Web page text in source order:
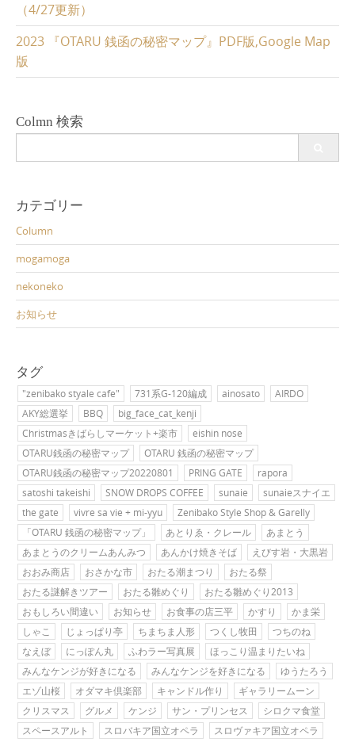
（4/27更新）
2023 『OTARU 銭函の秘密マップ』PDF版,Google Map
版
Colmn 検索
カテゴリー
Column
mogamoga
nekoneko
お知らせ
タグ
"zenibako styale cafe" 731系G-120編成 ainosato
AIRDO
AKY総選挙
BBQ
big_face_cat_kenji
Christmasきばらしマーケット+楽市
eishin nose
OTARU銭函の秘密マップ
OTARU 銭函の秘密マップ
OTARU銭函の秘密マップ20220801
PRING GATE
rapora
satoshi takeishi
SNOW DROPS COFFEE sunaie
sunaieスナイエ
the gate
vivre sa vie + mi-yyu
Zenibako Style Shop & Garelly
「OTARU 銭函の秘密マップ」
あとりゑ・クレール
あまとう
あまとうのクリームあんみつ
あんかけ焼きそば
えびす岩・大黒岩
おおみ商店
おさかな市 おたる潮まつり
おたる祭
おたる謎解きツアー
おたる雛めぐり
おたる雛めぐり2013
おもしろい間違い
お知らせ お食事の店三平 かすり
かま栄
しゃこ
じょっぱり亭 ちまちま人形 つくし牧田
つちのね
なえぼ
にっぽん丸 ふわラー写真展
ほっこり温まりたいね
みんなケンジが好きになる
みんなケンジを好きになる
ゆうたろう
エゾ山桜
オダマキ倶楽部 キャンドル作り
ギャラリームーン
クリスマス
グルメ ケンジ サン・プリンセス
シロクマ食堂
スペースアルト
スロバキア国立オペラ
スロヴァキア国立オペラ